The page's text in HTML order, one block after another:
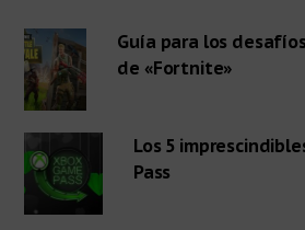
lateral
primaria
Guía para los
de «Fortnite»
Los 5
Pass